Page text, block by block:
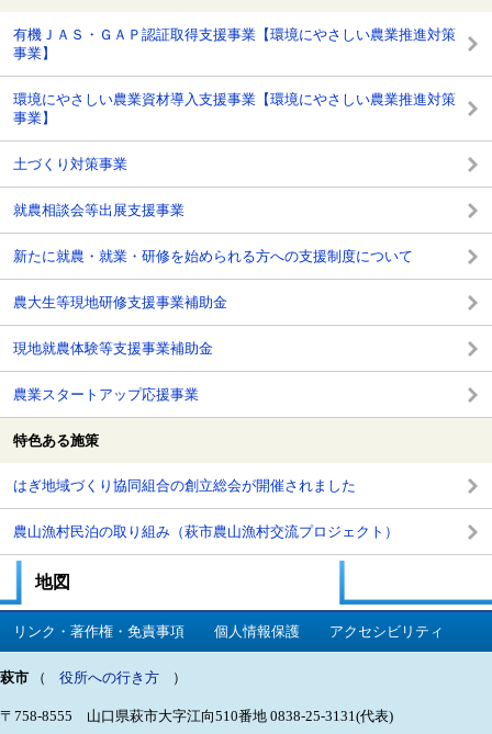
有機ＪＡＳ・ＧＡＰ認証取得支援事業【環境にやさしい農業推進対策
事業】
環境にやさしい農業資材導入支援事業【環境にやさしい農業推進対策
事業】
土づくり対策事業
就農相談会等出展支援事業
新たに就農・就業・研修を始められる方への支援制度について
農大生等現地研修支援事業補助金
現地就農体験等支援事業補助金
農業スタートアップ応援事業
特色ある施策
はぎ地域づくり協同組合の創立総会が開催されました
農山漁村民泊の取り組み（萩市農山漁村交流プロジェクト）
地図
リンク・著作権・免責事項 個人情報保護 アクセシビリティ
萩市 （ 役所への行き方 ）
〒758-8555 山口県萩市大字江向510番地 0838-25-3131(代表)